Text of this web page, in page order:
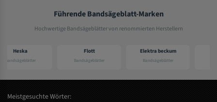
Führende Bandsägeblatt-Marken
Hochwertige Bandsägeblätter von renommierten Herstellern
Bandsägeblätter Bandsägeblätter Bandsägeblätter
Meistgesuchte Wörter: